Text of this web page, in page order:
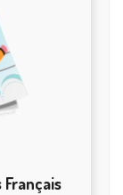
Français